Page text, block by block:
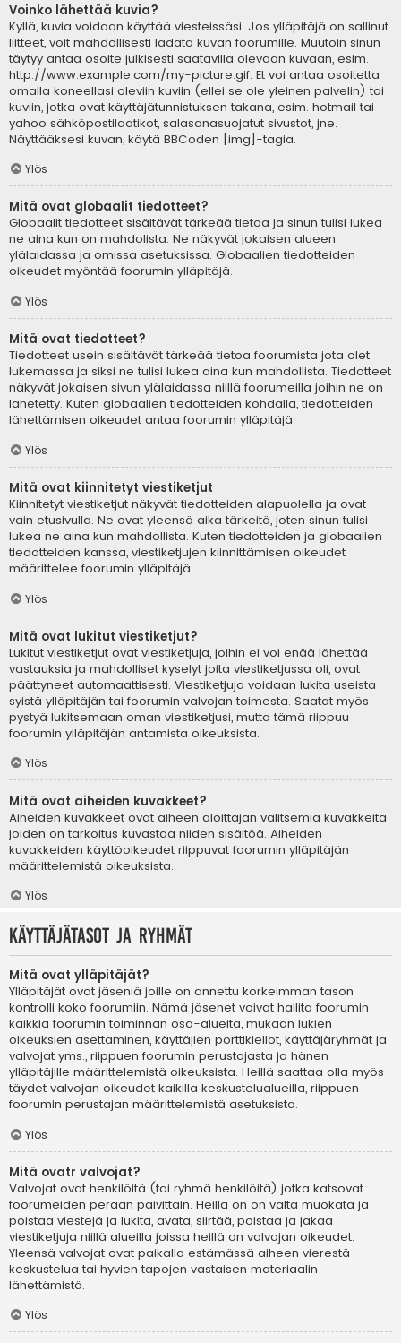
Voinko lähettää kuvia?
Kyllä, kuvia voidaan käyttää viesteissäsi. Jos ylläpitäjä on sallinut
liitteet, voit mahdollisesti ladata kuvan foorumille. Muutoin sinun
täytyy antaa osoite julkisesti saatavilla olevaan kuvaan, esim.
http://www.example.com/my-picture.gif. Et voi antaa osoitetta
omalla koneellasi oleviin kuviin (ellei se ole yleinen palvelin) tai
kuviin, jotka ovat käyttäjätunnistuksen takana, esim. hotmail tai
yahoo sähköpostilaatikot, salasanasuojatut sivustot, jne.
Näyttääksesi kuvan, käytä BBCoden [img]-tagia.
Ylös
Mitä ovat globaalit tiedotteet?
Globaalit tiedotteet sisältävät tärkeää tietoa ja sinun tulisi lukea
ne aina kun on mahdolista. Ne näkyvät jokaisen alueen
ylälaidassa ja omissa asetuksissa. Globaalien tiedotteiden
oikeudet myöntää foorumin ylläpitäjä.
Ylös
Mitä ovat tiedotteet?
Tiedotteet usein sisältävät tärkeää tietoa foorumista jota olet
lukemassa ja siksi ne tulisi lukea aina kun mahdollista. Tiedotteet
näkyvät jokaisen sivun ylälaidassa niillä foorumeilla joihin ne on
lähetetty. Kuten globaalien tiedotteiden kohdalla, tiedotteiden
lähettämisen oikeudet antaa foorumin ylläpitäjä.
Ylös
Mitä ovat kiinnitetyt viestiketjut
Kiinnitetyt viestiketjut näkyvät tiedotteiden alapuolella ja ovat
vain etusivulla. Ne ovat yleensä aika tärkeitä, joten sinun tulisi
lukea ne aina kun mahdollista. Kuten tiedotteiden ja globaalien
tiedotteiden kanssa, viestiketjujen kiinnittämisen oikeudet
määrittelee foorumin ylläpitäjä.
Ylös
Mitä ovat lukitut viestiketjut?
Lukitut viestiketjut ovat viestiketjuja, joihin ei voi enää lähettää
vastauksia ja mahdolliset kyselyt joita viestiketjussa oli, ovat
päättyneet automaattisesti. Viestiketjuja voidaan lukita useista
syistä ylläpitäjän tai foorumin valvojan toimesta. Saatat myös
pystyä lukitsemaan oman viestiketjusi, mutta tämä riippuu
foorumin ylläpitäjän antamista oikeuksista.
Ylös
Mitä ovat aiheiden kuvakkeet?
Aiheiden kuvakkeet ovat aiheen aloittajan valitsemia kuvakkeita
joiden on tarkoitus kuvastaa niiden sisältöä. Aiheiden
kuvakkeiden käyttöoikeudet riippuvat foorumin ylläpitäjän
määrittelemistä oikeuksista.
Ylös
Käyttäjätasot ja ryhmät
Mitä ovat ylläpitäjät?
Ylläpitäjät ovat jäseniä joille on annettu korkeimman tason
kontrolli koko foorumiin. Nämä jäsenet voivat hallita foorumin
kaikkia foorumin toiminnan osa-alueita, mukaan lukien
oikeuksien asettaminen, käyttäjien porttikiellot, käyttäjäryhmät ja
valvojat yms., riippuen foorumin perustajasta ja hänen
ylläpitäjille määrittelemistä oikeuksista. Heillä saattaa olla myös
täydet valvojan oikeudet kaikilla keskustelualueilla, riippuen
foorumin perustajan määrittelemistä asetuksista.
Ylös
Mitä ovatr valvojat?
Valvojat ovat henkilöitä (tai ryhmä henkilöitä) jotka katsovat
foorumeiden perään päivittäin. Heillä on on valta muokata ja
poistaa viestejä ja lukita, avata, siirtää, poistaa ja jakaa
viestiketjuja niillä alueilla joissa heillä on valvojan oikeudet.
Yleensä valvojat ovat paikalla estämässä aiheen vierestä
keskustelua tai hyvien tapojen vastaisen materiaalin
lähettämistä.
Ylös